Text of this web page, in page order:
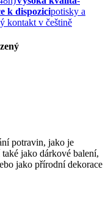
k dispozicipotisky a
kontakt v češtině
potravin, jako je
jako dárkové balení,
jako přírodní dekorace